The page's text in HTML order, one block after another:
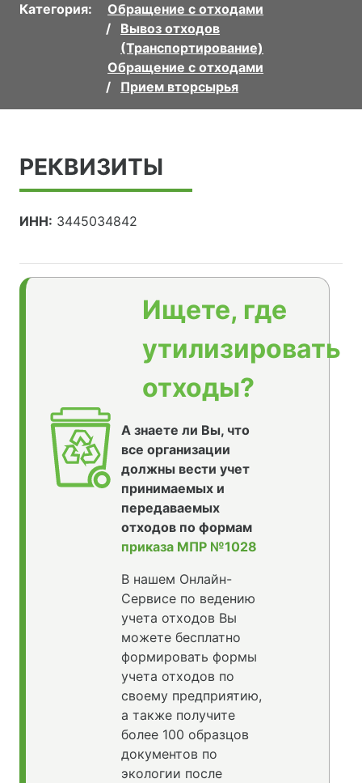
Категория:
Обращение с отходами
Вывоз отходов
(Транспортирование)
Обращение с отходами
Прием вторсырья
РЕКВИЗИТЫ
ИНН: 3445034842
Ищете, где
утилизировать
отходы?
А знаете ли Вы, что
все организации
должны вести учет
принимаемых и
передаваемых
отходов по формам
приказа МПР №1028
В нашем Онлайн-
Сервисе по ведению
учета отходов Вы
можете бесплатно
формировать формы
учета отходов по
своему предприятию,
а также получите
более 100 образцов
документов по
экологии после